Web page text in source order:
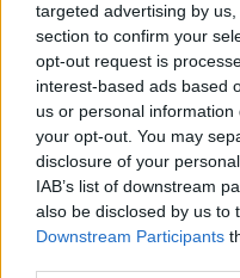
targeted advertising by
section to confirm your
opt-out request is
interest-based ads based
us or personal
your opt-out. You may
disclosure of your
IAB’s list of downstream
also be disclosed by us to
Downstream Participants
2026. augusztus 08.,
Vaddisznó
metróba,
majd kilőtték